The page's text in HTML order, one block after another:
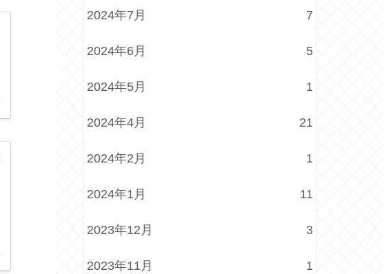
2024年7月 7
2024年6月 5
2024年5月 1
2024年4月 21
2024年2月 1
2024年1月 11
2023年12月 3
2023年11月 1